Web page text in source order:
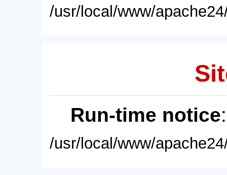
/usr/local/www/
Run-time notice
/usr/local/www/